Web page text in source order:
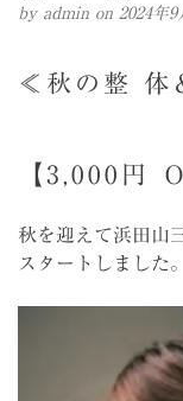
by admin on 2024年9
≪秋の整 体
【3,000円
秋を迎えて浜田山
スタートしました。